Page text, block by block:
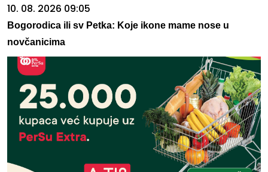
10. 08. 2026 09:05
Bogorodica ili sv Petka: Koje ikone mame nose u
novčanicima